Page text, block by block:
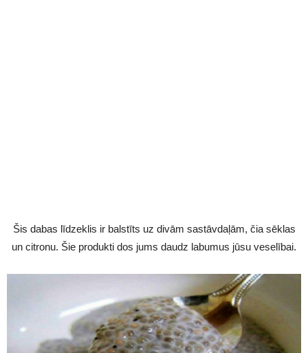
Šis dabas līdzeklis ir balstīts uz divām sastāvdaļām, čia sēklas
un citronu. Šie produkti dos jums daudz labumus jūsu veselībai.